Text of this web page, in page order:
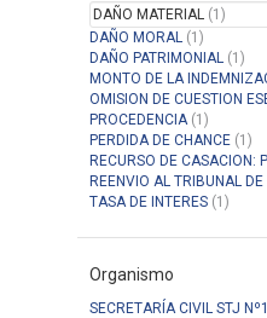
DAÑO MATERIAL (1)
DAÑO MORAL (1)
DAÑO PATRIMONIAL (1)
MONTO DE LA
OMISION DE CUESTION
PROCEDENCIA(1)
PERDIDA DE CHANCE (1)
RECURSO DE CASACION:
REENVIO AL TRIBUNAL DE
TASA DE INTERES (1)
Organismo
SECRETARÍA CIVIL STJ Nº1